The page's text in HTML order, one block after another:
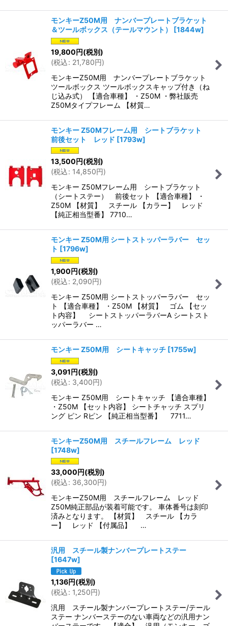
モンキーZ50M用 ナンバープレートブラケット
＆ツールボックス（テールマウント）
[1844w]
19,800円(税別)
(税込: 21,780円)
モンキーZ50M用 ナンバープレートブラケット
ツールボックス ツールボックスキャップ付き（ね
じ込み式） 【適合車種】 ・Z50M ・弊社販売
Z50Mタイプフレーム 【材質…
モンキー Z50Mフレーム用 シートブラケット
前後セット レッド [1793w]
13,500円(税別)
(税込: 14,850円)
モンキー Z50Mフレーム用 シートブラケット
（シートステー） 前後セット 【適合車種】 ・
Z50M 【材質】 スチール 【カラー】 レッド
【純正相当型番】 7710…
モンキー Z50M用 シートストッパーラバー セッ
ト [1796w]
1,900円(税別)
(税込: 2,090円)
モンキー Z50M用 シートストッパーラバー セッ
ト 【適合車種】 ・Z50M 【材質】 ゴム 【セッ
ト内容】 シートストッパーラバーA シートスト
ッパーラバー …
モンキー Z50M用 シートキャッチ [1755w]
3,091円(税別)
(税込: 3,400円)
モンキー Z50M用 シートキャッチ 【適合車種】
・Z50M 【セット内容】 シートチャッチ スプリ
ング ピン Rピン 【純正相当型番】 7711…
モンキーZ50M用 スチールフレーム レッド
[1748w]
33,000円(税別)
(税込: 36,300円)
モンキーZ50M用 スチールフレーム レッド
Z50M純正部品が装着可能です。 車体番号は刻印
済みとなります。 【材質】 スチール 【カラ
ー】 レッド 【付属品】 …
汎用 スチール製ナンバープレートステー
[1647w]
1,136円(税別)
(税込: 1,250円)
汎用 スチール製ナンバープレートステー/テール
ステー ナンバーステーのない車両などの汎用ナン